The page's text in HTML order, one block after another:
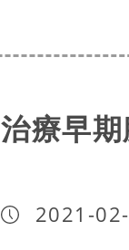
治療早
2021-